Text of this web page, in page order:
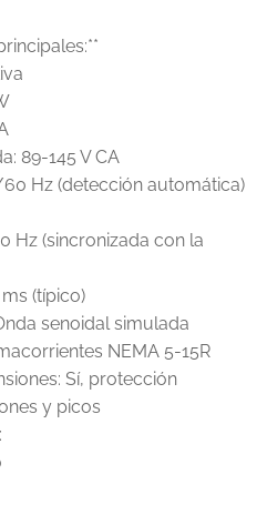
89-145 V CA
Hz (detección automática)
Hz (sincronizada con la
(típico)
senoidal simulada
NEMA 5-15R
Sí, protección
y picos